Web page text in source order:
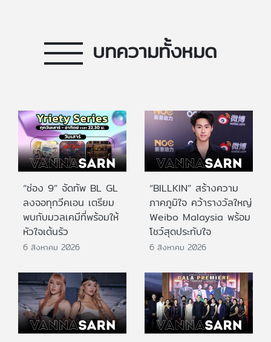
บทความทั้งหมด
“ช่อง 9” จัดทัพ BL GL
ลงจอทุกวีคเอน เตรียม
พบกับมวลเคมีที่พร้อมให้
หัวใจเต้นรัว
6 สิงหาคม 2026
“BILLKIN” สร้างความ
ภาคภูมิใจ คว้ารางวัลใหญ่
Weibo Malaysia พร้อม
โชว์สุดประทับใจ
6 สิงหาคม 2026